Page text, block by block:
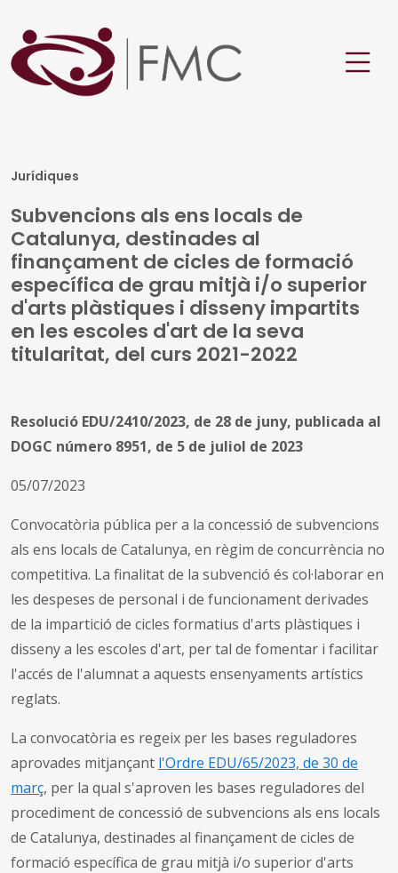
Jurídiques
Subvencions als ens locals de
Catalunya, destinades al
finançament de cicles de formació
específica de grau mitjà i/o superior
d'arts plàstiques i disseny impartits
en les escoles d'art de la seva
titularitat, del curs 2021-2022
Resolució EDU/2410/2023, de 28 de juny, publicada al
DOGC número 8951, de 5 de juliol de 2023
05/07/2023
Convocatòria pública per a la concessió de subvencions
als ens locals de Catalunya, en règim de concurrència no
competitiva. La finalitat de la subvenció és col·laborar en
les despeses de personal i de funcionament derivades
de la impartició de cicles formatius d'arts plàstiques i
disseny a les escoles d'art, per tal de fomentar i facilitar
l'accés de l'alumnat a aquests ensenyaments artístics
reglats.
La convocatòria es regeix per les bases reguladores
aprovades mitjançant l'Ordre EDU/65/2023, de 30 de
març, per la qual s'aproven les bases reguladores del
procediment de concessió de subvencions als ens locals
de Catalunya, destinades al finançament de cicles de
formació específica de grau mitjà i/o superior d'arts